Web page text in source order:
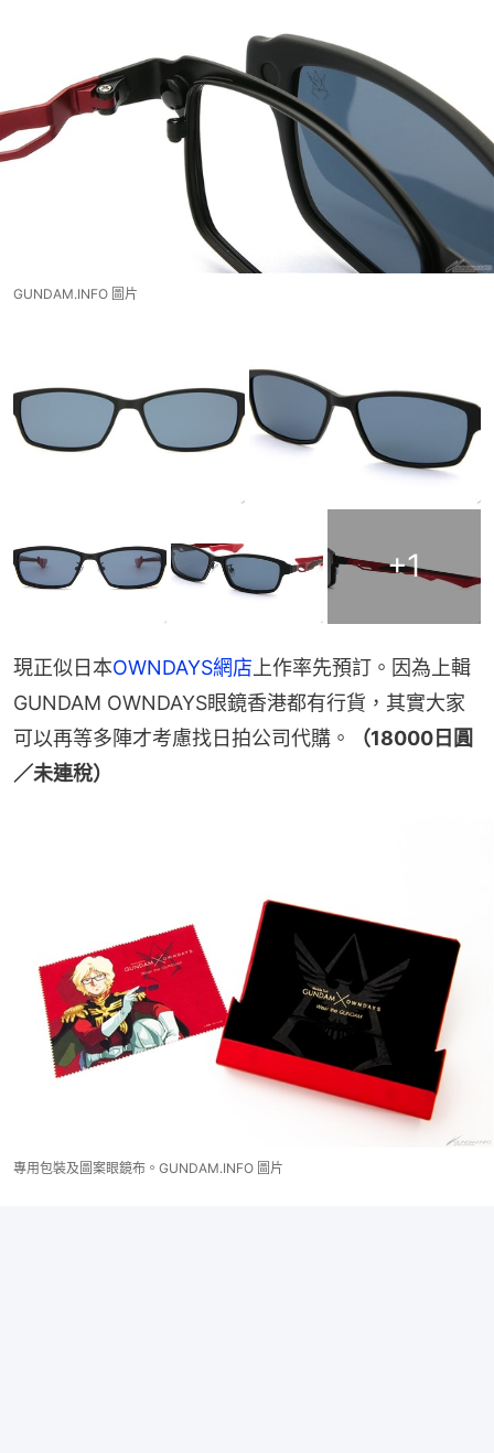
GUNDAM.INFO 圖片
+1
現正似日本OWNDAYS網店 上作率先預訂。因為上輯
GUNDAM OWNDAYS眼鏡香港都有行貨，其實大家
可以再等多陣才考慮找日拍公司代購。
（18000日圓
／未連稅）
專用包裝及圖案眼鏡布。GUNDAM.INFO 圖片